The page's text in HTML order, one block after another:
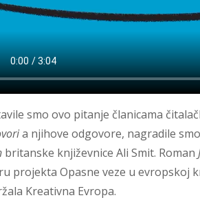
smo ovo pitanje članicama
a njihove odgovore, nagradile
britanske književnice Ali Smit. Roman
projekta Opasne veze u evropskoj
Kreativna Evropa.